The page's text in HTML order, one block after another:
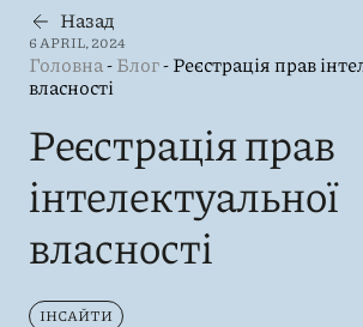
Назад
6 APRIL, 2024
Головна-Блог-Реєстрація прав
власності
Реєстрація прав
інтелектуальної
власності
ІНСАЙТИ